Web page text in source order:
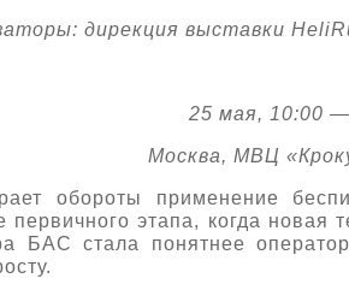
дирекция выставки
25 мая, 10:00
Москва, МВЦ
обороты применение
этапа, когда новая
БАС стала понятнее